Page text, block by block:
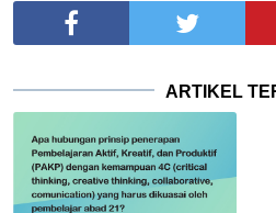
ARTIKEL